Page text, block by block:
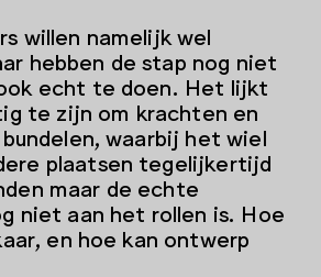
willen namelijk wel
hebben de stap nog niet
echt te doen. Het lijkt
te zijn om krachten en
waarbij het wiel
plaatsen tegelijkertijd
maar de echte
niet aan het rollen is. Hoe
en hoe kan ontwerp